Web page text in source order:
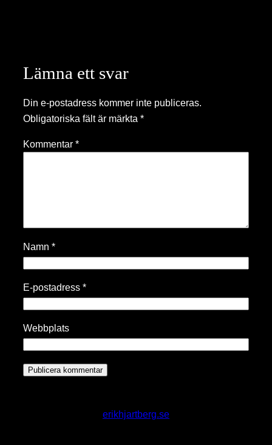
Lämna ett svar
Din e-postadress kommer inte publiceras.
Obligatoriska fält är märkta *
Kommentar *
Namn *
E-postadress *
Webbplats
erikhjartberg.se